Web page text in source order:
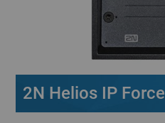
2N Helios IP Force